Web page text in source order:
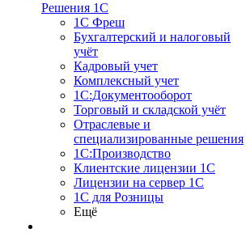
Решения 1С
1С Фреш
Бухгалтерский и налоговый
учёт
Кадровый учет
Комплексный учет
1С:Документооборот
Торговый и складской учёт
Отраслевые и
специализированные решения
1С:Производство
Клиентские лицензии 1С
Лицензии на сервер 1С
1С для Розницы
Ещё